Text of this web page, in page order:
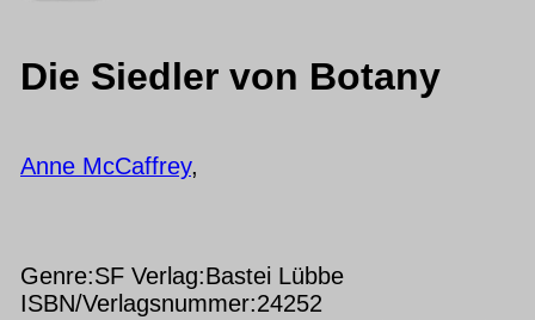
Die Siedler von Botany
Anne McCaffrey,
Genre:SF Verlag:Bastei Lübbe
ISBN/Verlagsnummer:24252